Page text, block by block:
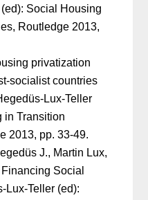
Social Housing
Routledge 2013,
privatization
socialist countries
Lux-Teller
in Transition
2013, pp. 33-49.
J., Martin Lux,
Social
Lux-Teller (ed):